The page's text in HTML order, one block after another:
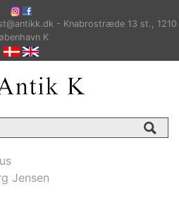
- Knabrostræde 13 st., 1210
K
Jensen